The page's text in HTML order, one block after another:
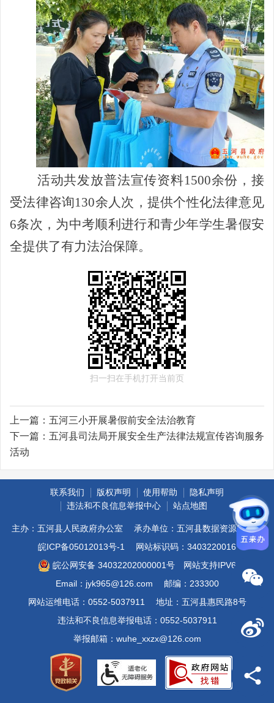
活动共发放普法宣传资料1500余份， 接
受法律咨询130余人次， 提供个性化法律意见
6条次， 为中考顺利进行和青少年学生暑假安
全提供了有力法治保障。
扫一扫在手机打开当前页
上一篇： 五河三小开展暑假前安全法治教育
下一篇： 五河县司法局开展安全生产法律法规宣传咨询服务
活动
联系我们 版权声明 使用帮助
隐私声明
违法和不良信息举报中心
站点地图
主办：五河县人民政府办公室
承办单位：五河县数据资源管理局
皖ICP备05012013号-1
网站标识码：3403220016
皖公网安备 34032202000001号
网站支持IPV6
Email：jyk965@126.com
邮编：233300
网站运维电话：0552-5037911
地址：五河县惠民路8号
违法和不良信息举报电话：0552-5037911
举报邮箱：wuhe_xxzx@126.com